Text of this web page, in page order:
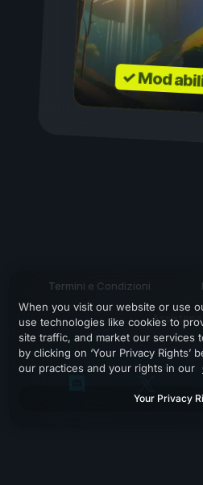
✓ Mod
Termini e Condizioni
When you visit our website or use
use technologies like cookies to
site traffic, and market our services
by clicking on ‘Your Privacy Rights’
our practices and your rights in our
Your Privacy